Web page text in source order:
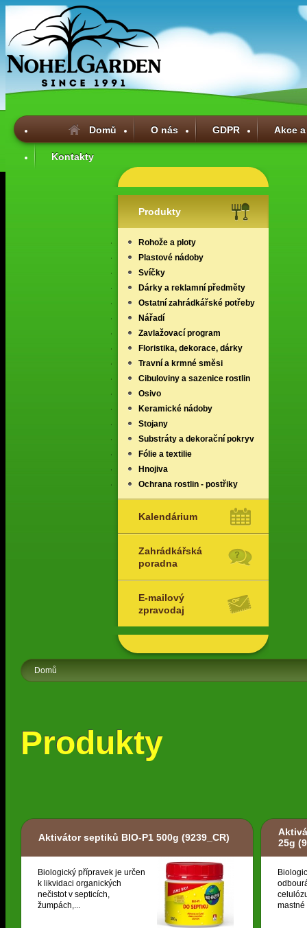
Domů O nás GDPR Akce
Kontakty
Produkty
Rohože a ploty
Plastové nádoby
Svíčky
Dárky a reklamní předměty
Ostatní zahrádkářské potřeby
Nářadí
Zavlažovací program
Floristika, dekorace, dárky
Travní a krmné směsi
Cibuloviny a sazenice rostlin
Osivo
Keramické nádoby
Stojany
Substráty a dekorační pokryv
Fólie a textilie
Hnojiva
Ochrana rostlin - postřiky
Kalendárium
Zahrádkářská
poradna
E-mailový
zpravodaj
Domů
Produkty
Aktivátor septiků BIO-P1 500g (9239_CR)
Biologický přípravek je určen
k likvidaci organických
nečistot v septicích,
žumpách,...
25g
mastné